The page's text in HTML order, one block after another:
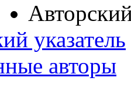
указатель
авторы